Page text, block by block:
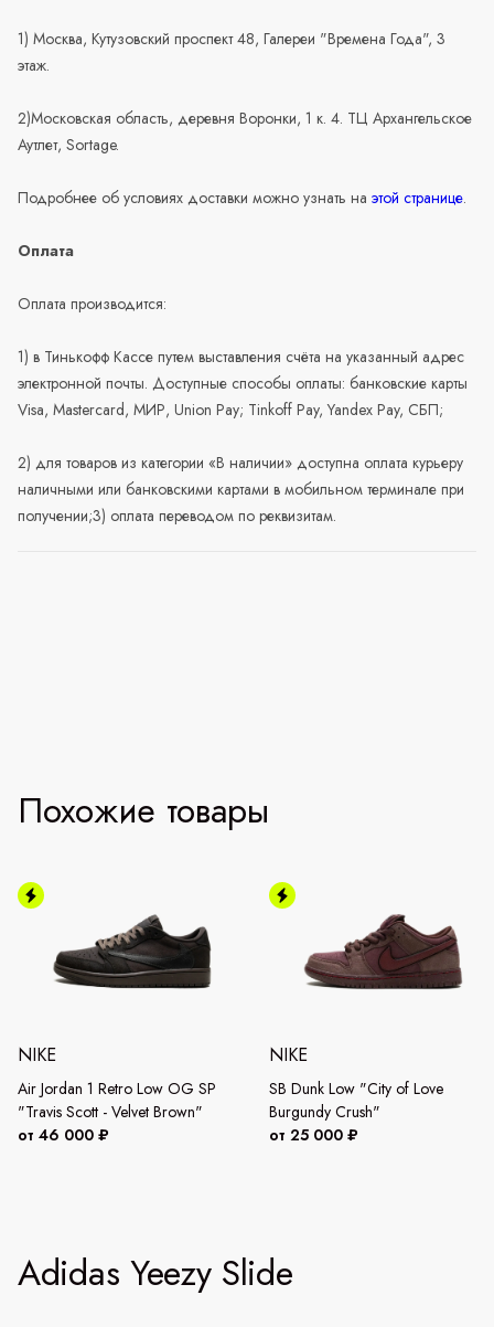
1) Москва, Кутузовский проспект 48, Галереи "Времена Года", 3
этаж.
2)Московская область, деревня Воронки, 1 к. 4. ТЦ Архангельское
Аутлет, Sortage.
Подробнее об условиях доставки можно узнать на этой странице.
Оплата
Оплата производится:
1) в Тинькофф Кассе путем выставления счёта на указанный адрес
электронной почты. Доступные способы оплаты: банковские карты
Visa, Mastercard, МИР, Union Pay; Tinkoff Pay, Yandex Pay, СБП;
2) для товаров из категории «В наличии» доступна оплата курьеру
наличными или банковскими картами в мобильном терминале при
получении;3) оплата переводом по реквизитам.
Похожие товары
NIKE
Air Jordan 1 Retro Low OG SP
"Travis Scott - Velvet Brown"
от 46 000 ₽
NIKE
SB Dunk Low "City of Love
Burgundy Crush"
от 25 000 ₽
Adidas Yeezy Slide